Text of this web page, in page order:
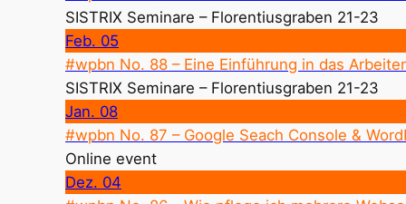
SISTRIX Seminare – Florentiusgraben 21-23
Feb. 05
#wpbn No. 88 – Eine Einführung in das
SISTRIX Seminare – Florentiusgraben 21-23
Jan. 08
#wpbn No. 87 – Google Seach Console &
Online event
Dez. 04